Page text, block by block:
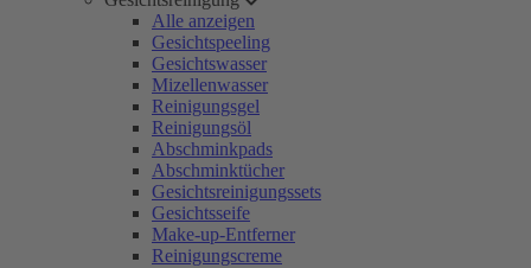
Alle anzeigen
Gesichtspeeling
Gesichtswasser
Mizellenwasser
Reinigungsgel
Reinigungsöl
Abschminkpads
Abschminktücher
Gesichtsreinigungssets
Gesichtsseife
Make-up-Entferner
Reinigungscreme